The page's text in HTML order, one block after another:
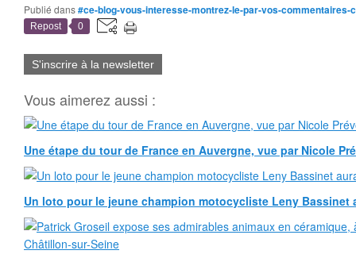
Publié dans#ce-blog-vous-interesse-montrez-le-par-vos-commentaires-
Repost 0
S'inscrire à la newsletter
Vous aimerez aussi :
Une étape du tour de France en Auvergne, vue par Nicole
Un loto pour le jeune champion motocycliste Leny Bassinet